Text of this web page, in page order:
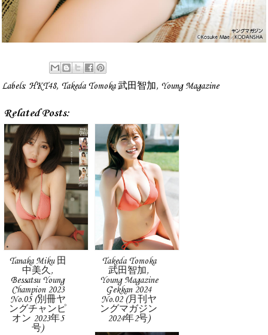
Labels: HKT48, Takeda Tomoka 武田智加, Young Magazine
Related Posts:
Tanaka Miku 田
中美久,
Bessatsu Young
Champion 2023
No.05 (別冊ヤ
ングチャンピ
オン 2023年5
号)
Takeda Tomoka
武田智加,
Young Magazine
Gekkan 2024
No.02 (月刊ヤ
ングマガジン
2024年2号)